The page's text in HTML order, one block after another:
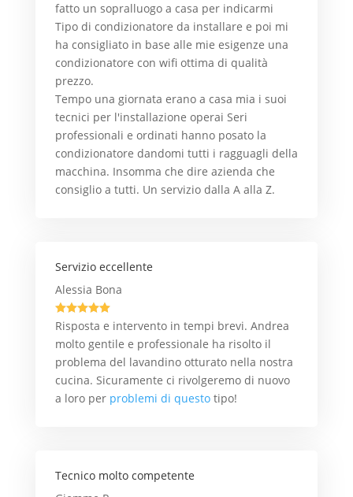
fatto un sopralluogo a casa per indicarmi
Tipo di condizionatore da installare e poi mi
ha consigliato in base alle mie esigenze una
condizionatore con wifi ottima di qualità
prezzo.
Tempo una giornata erano a casa mia i suoi
tecnici per l'installazione operai Seri
professionali e ordinati hanno posato la
condizionatore dandomi tutti i ragguagli della
macchina. Insomma che dire azienda che
consiglio a tutti. Un servizio dalla A alla Z.
Servizio eccellente
Alessia Bona

Risposta e intervento in tempi brevi. Andrea
molto gentile e professionale ha risolto il
problema del lavandino otturato nella nostra
cucina. Sicuramente ci rivolgeremo di nuovo
a loro per problemi di questotipo!
Tecnico molto competente